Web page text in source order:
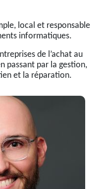
local et responsable
informatiques.
de l’achat au
passant par la gestion,
et la réparation.